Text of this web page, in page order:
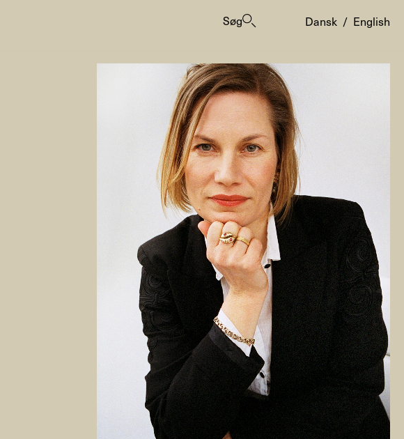
Public Programmes
Søg Dansk / English